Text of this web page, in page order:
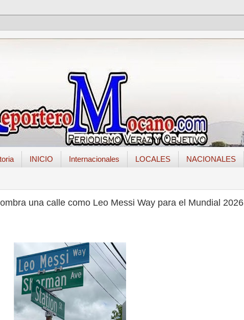
INICIO Internacionales LOCALES NACIONALES
una calle como Leo Messi Way para el Mundial 2026